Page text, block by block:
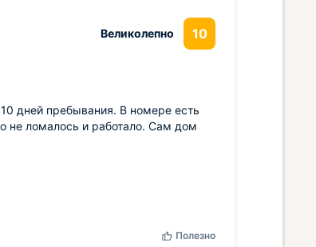
Великолепно 10
дней пребывания. В номере есть
не ломалось и работало. Сам дом
Полезно